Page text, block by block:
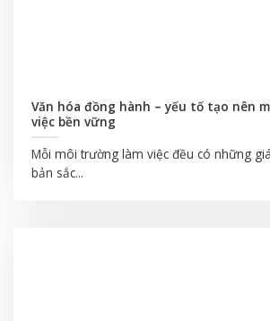
Văn hóa đồng hành – yếu tố tạo nên
việc bền vững
Mỗi môi trường làm việc đều có những
bản sắc...